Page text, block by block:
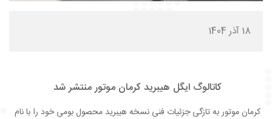
18 آذر 1404
کاتالوگ ایگل هیبرید کرمان موتور منتشر شد
کرمان موتور به‌ تازگی جزئیات فنی نسخه هیبرید محصول بومی خود را با نام